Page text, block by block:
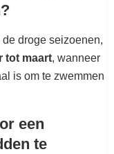
droge seizoenen,
tot maart, wanneer
is om te zwemmen
een
te